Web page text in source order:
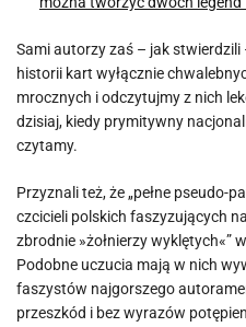
Sami autorzy zaś – jak stwierdzili
historii kart wyłącznie
mrocznych i odczytujmy z nich
dzisiaj, kiedy prymitywny
czytamy.
Przyznali też, że „pełne pseudo-
czcicieli polskich faszyzujących
zbrodnie »żołnierzy wyklętych«”
Podobne uczucia mają w nich
faszystów najgorszego
przeszkód i bez wyrazów